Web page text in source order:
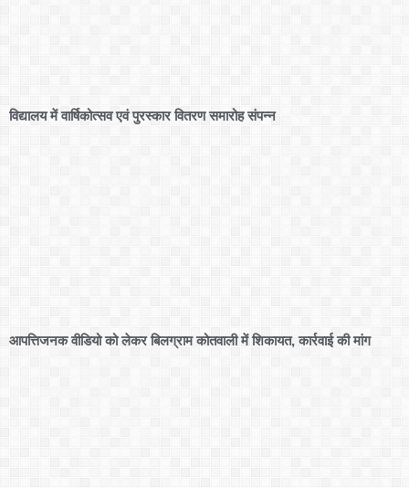
विद्यालय में वार्षिकोत्सव एवं पुरस्कार वितरण समारोह संपन्न
आपत्तिजनक वीडियो को लेकर बिलग्राम कोतवाली में शिकायत, कार्रवाई की मांग